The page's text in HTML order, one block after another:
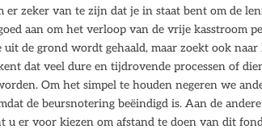
er zeker van te zijn dat je in staat bent om de
aan om het verloop van de vrije kasstroom
uit de grond wordt gehaald, maar zoekt ook
dat veel dure en tijdrovende processen of
Om het simpel te houden negeren we
de beursnotering beëindigd is. Aan de
u er voor kiezen om afstand te doen van dit